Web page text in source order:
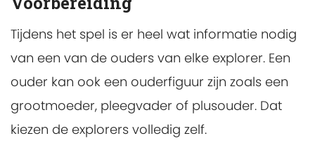
Tijdens het spel is er heel wat informatie nodig
van een van de ouders van elke explorer. Een
ouder kan ook een ouderfiguur zijn zoals een
grootmoeder, pleegvader of plusouder. Dat
kiezen de explorers volledig zelf.